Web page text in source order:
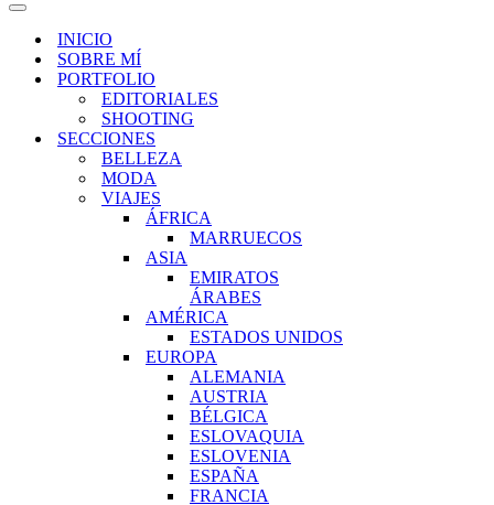
Menú
navegación
INICIO
SOBRE MÍ
PORTFOLIO
EDITORIALES
SHOOTING
SECCIONES
BELLEZA
MODA
VIAJES
ÁFRICA
MARRUECOS
ASIA
EMIRATOS
ÁRABES
AMÉRICA
ESTADOS UNIDOS
EUROPA
ALEMANIA
AUSTRIA
BÉLGICA
ESLOVAQUIA
ESLOVENIA
ESPAÑA
FRANCIA